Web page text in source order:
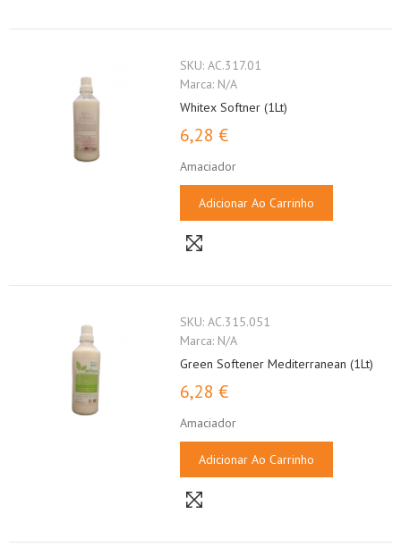
SKU:AC.317.01
Marca: N/A
Whitex Softner (1Lt)
6,28 €
Amaciador
Adicionar Ao Carrinho
SKU:AC.315.051
Marca: N/A
Green Softener Mediterranean (1Lt)
6,28 €
Amaciador
Adicionar Ao Carrinho